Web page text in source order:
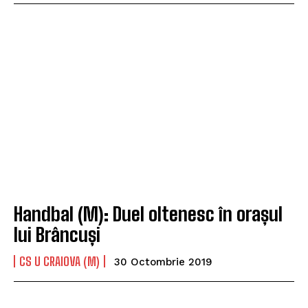
Handbal (M): Duel oltenesc în orașul
lui Brâncuși
CS U CRAIOVA (M) 30 Octombrie 2019